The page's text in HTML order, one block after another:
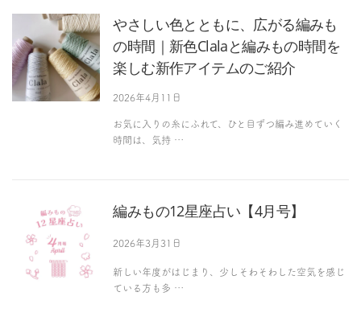
やさしい色とともに、広がる編みも
の時間｜新色Clalaと編みもの時間を
楽しむ新作アイテムのご紹介
2026年4月11日
お気に入りの糸にふれて、ひと目ずつ編み進めていく
時間は、気持 …
編みもの12星座占い【4月号】
2026年3月31日
新しい年度がはじまり、少しそわそわした空気を感じ
ている方も多 …